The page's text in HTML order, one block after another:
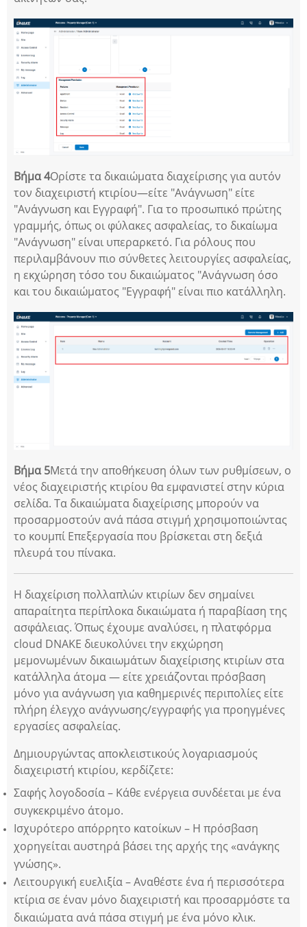
Βήμα 4Ορίστε τα δικαιώματα διαχείρισης για αυτόν
τον διαχειριστή κτιρίου—είτε "Ανάγνωση" είτε
"Ανάγνωση και Εγγραφή". Για το προσωπικό πρώτης
γραμμής, όπως οι φύλακες ασφαλείας, το δικαίωμα
"Ανάγνωση" είναι υπεραρκετό. Για ρόλους που
περιλαμβάνουν πιο σύνθετες λειτουργίες ασφαλείας,
η εκχώρηση τόσο του δικαιώματος "Ανάγνωση όσο
και του δικαιώματος "Εγγραφή" είναι πιο κατάλληλη.
Βήμα 5Μετά την αποθήκευση όλων των ρυθμίσεων, ο
νέος διαχειριστής κτιρίου θα εμφανιστεί στην κύρια
σελίδα. Τα δικαιώματα διαχείρισης μπορούν να
προσαρμοστούν ανά πάσα στιγμή χρησιμοποιώντας
το κουμπί Επεξεργασία που βρίσκεται στη δεξιά
πλευρά του πίνακα.
Η διαχείριση πολλαπλών κτιρίων δεν σημαίνει
απαραίτητα περίπλοκα δικαιώματα ή παραβίαση της
ασφάλειας. Όπως έχουμε αναλύσει, η πλατφόρμα
cloud DNAKE διευκολύνει την εκχώρηση
μεμονωμένων δικαιωμάτων διαχείρισης κτιρίων στα
κατάλληλα άτομα — είτε χρειάζονται πρόσβαση
μόνο για ανάγνωση για καθημερινές περιπολίες είτε
πλήρη έλεγχο ανάγνωσης/εγγραφής για προηγμένες
εργασίες ασφαλείας.
Δημιουργώντας αποκλειστικούς λογαριασμούς
διαχειριστή κτιρίου, κερδίζετε:
Σαφής λογοδοσία – Κάθε ενέργεια συνδέεται με ένα
συγκεκριμένο άτομο.
Ισχυρότερο απόρρητο κατοίκων – Η πρόσβαση
χορηγείται αυστηρά βάσει της αρχής της «ανάγκης
γνώσης».
Λειτουργική ευελιξία – Αναθέστε ένα ή περισσότερα
κτίρια σε έναν μόνο διαχειριστή και προσαρμόστε τα
δικαιώματα ανά πάσα στιγμή με ένα μόνο κλικ.